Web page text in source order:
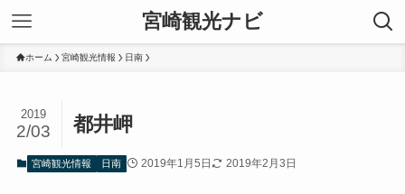
宮崎観光ナビ
ホーム 宮崎観光情報 日南
都井岬
2019
2/03
宮崎観光情報 日南 2019年1月5日 2019年2月3日